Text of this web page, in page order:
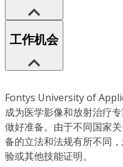
工作机会
Fontys University of
成为医学影像和放射治疗
做好准备。由于不同国家
备的立法和法规有所不同
验或其他技能证明。